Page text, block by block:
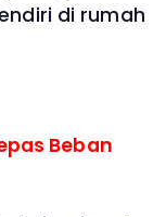
di rumah
Beban